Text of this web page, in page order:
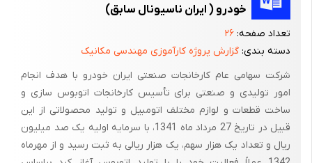
خودرو ( ایران ناسیونال سابق)
تعداد صفحه: ۲۶
دسته بندی: گزارش پروژه کارآموزی مهندسی مکانیک
شرکت سهامی عام کارخانجات صنعتی ایران خودرو با هدف انجام
امور تولیدی و صنعتی برای تأسیس کارخانجات اتوبوس‌ سازی و
ساخت قطعات و لوازم مختلف اتومبیل و تولید محصولاتی از این
قبیل در تاریخ 27 مرداد ماه 1341، با سرمایه اولیه یک صد میلیون
ریال و تعداد یک هزار سهم، یک هزار ریالی به ثبت رسید و از مهرماه